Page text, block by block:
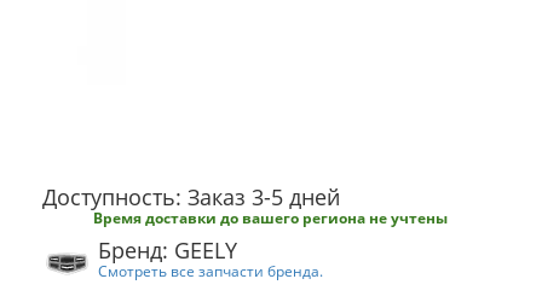
Доступность: Заказ 3-5 дней
Время доставки до вашего региона не учтены
Бренд: GEELY
Смотреть все запчасти бренда.